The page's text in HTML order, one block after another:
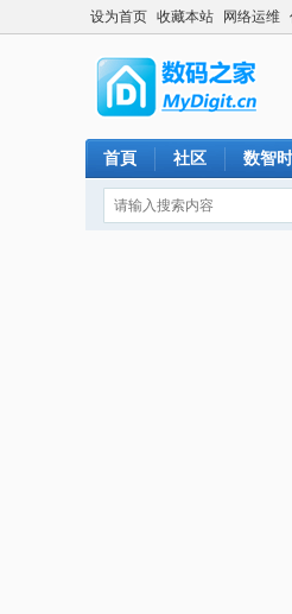
设为首页 收藏本站 网络运维
首頁 社区 数智